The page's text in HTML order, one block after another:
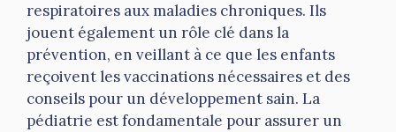
respiratoires aux maladies chroniques. Ils
jouent également un rôle clé dans la
prévention, en veillant à ce que les enfants
reçoivent les vaccinations nécessaires et des
conseils pour un développement sain. La
pédiatrie est fondamentale pour assurer un